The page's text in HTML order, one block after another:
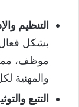
التنظيم
بشكل
موظف،
والمهنية
التتبع